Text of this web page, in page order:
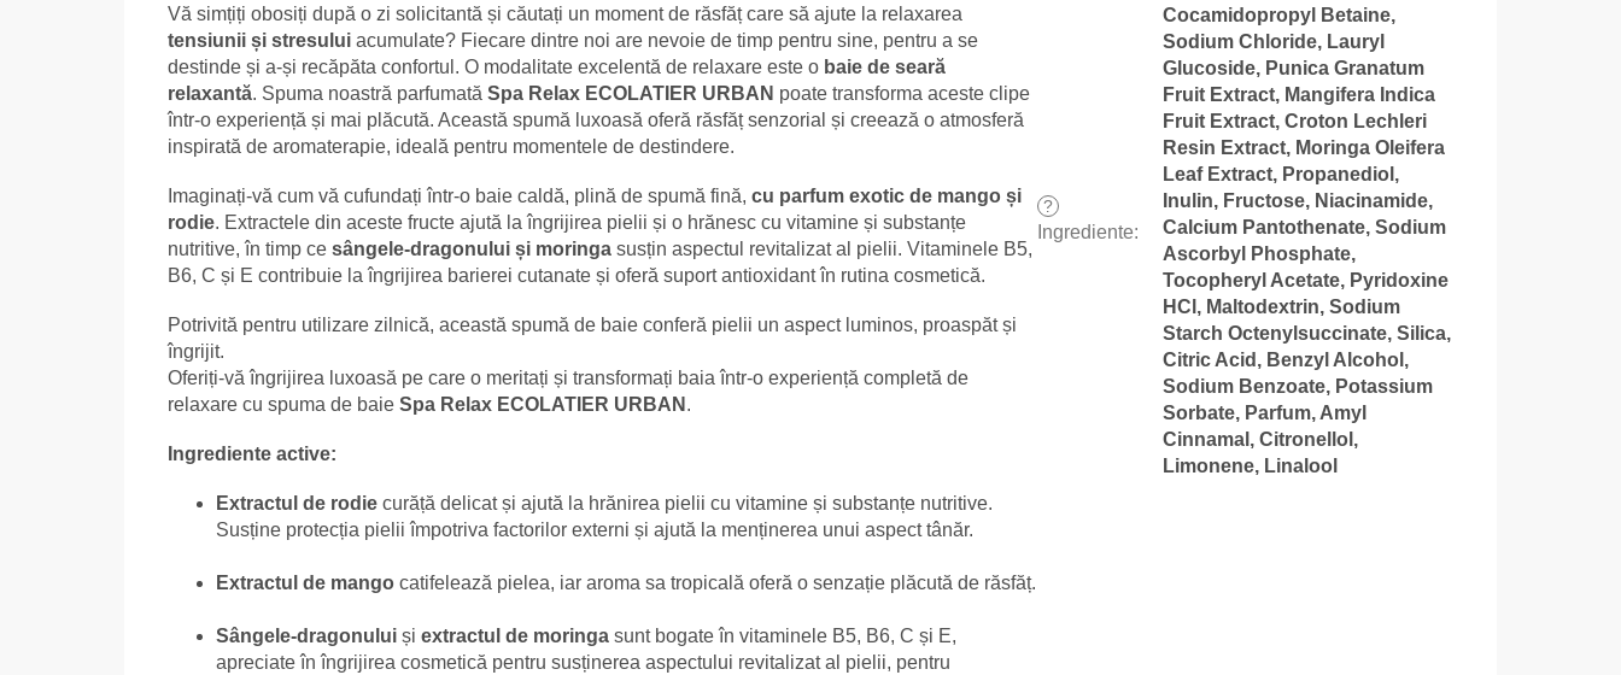
Vă simțiți obosiți după o zi solicitantă și căutați un moment de răsfăț care să ajute la relaxarea
tensiunii și stresului acumulate? Fiecare dintre noi are nevoie de timp pentru sine, pentru a se
destinde și a-și recăpăta confortul. O modalitate excelentă de relaxare este o baie de seară
relaxantă. Spuma noastră parfumată Spa Relax ECOLATIER URBAN poate transforma aceste clipe
într-o experiență și mai plăcută. Această spumă luxoasă oferă răsfăț senzorial și creează o atmosferă
inspirată de aromaterapie, ideală pentru momentele de destindere.
Imaginați-vă cum vă cufundați într-o baie caldă, plină de spumă fină, cu parfum exotic de mango și
rodie. Extractele din aceste fructe ajută la îngrijirea pielii și o hrănesc cu vitamine și substanțe
nutritive, în timp ce sângele-dragonului și moringa susțin aspectul revitalizat al pielii. Vitaminele B5,
B6, C și E contribuie la îngrijirea barierei cutanate și oferă suport antioxidant în rutina cosmetică.
Potrivită pentru utilizare zilnică, această spumă de baie conferă pielii un aspect luminos, proaspăt și
îngrijit.
Oferiți-vă îngrijirea luxoasă pe care o meritați și transformați baia într-o experiență completă de
relaxare cu spuma de baie Spa Relax ECOLATIER URBAN .
Ingrediente active:
Extractul de rodie curăță delicat și ajută la hrănirea pielii cu vitamine și substanțe nutritive.
Susține protecția pielii împotriva factorilor externi și ajută la menținerea unui aspect tânăr.
Extractul de mango catifelează pielea, iar aroma sa tropicală oferă o senzație plăcută de răsfăț.
Sângele-dragonului și extractul de moringa sunt bogate în vitaminele B5, B6, C și E,
apreciate în îngrijirea cosmetică pentru susținerea aspectului revitalizat al pielii, pentru
?
Ingrediente:
Cocamidopropyl Betaine,
Sodium Chloride, Lauryl
Glucoside, Punica Granatum
Fruit Extract, Mangifera Indica
Fruit Extract, Croton Lechleri
Resin Extract, Moringa Oleifera
Leaf Extract, Propanediol,
Inulin, Fructose, Niacinamide,
Calcium Pantothenate, Sodium
Ascorbyl Phosphate,
Tocopheryl Acetate, Pyridoxine
HCl, Maltodextrin, Sodium
Starch Octenylsuccinate, Silica,
Citric Acid, Benzyl Alcohol,
Sodium Benzoate, Potassium
Sorbate, Parfum, Amyl
Cinnamal, Citronellol,
Limonene, Linalool